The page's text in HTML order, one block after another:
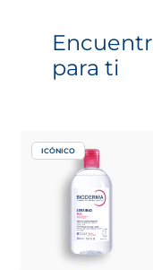
para ti
ICÓNICO